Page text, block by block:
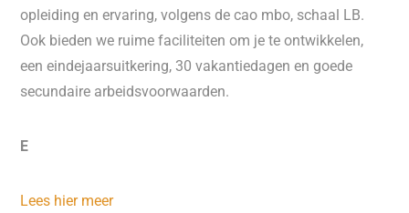
opleiding en ervaring, volgens de cao mbo, schaal LB.
Ook bieden we ruime faciliteiten om je te ontwikkelen,
een eindejaarsuitkering, 30 vakantiedagen en goede
secundaire arbeidsvoorwaarden.
E
Lees hier meer